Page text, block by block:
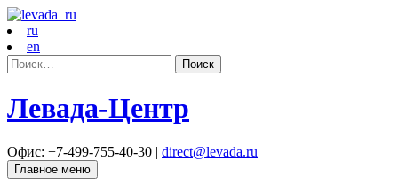
ru
en
Найти:
Левада-Центр
Офис: +7-499-755-40-30 | direct@levada.ru
Главное меню